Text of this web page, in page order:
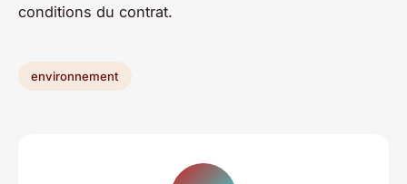
conditions du contrat.
environnement